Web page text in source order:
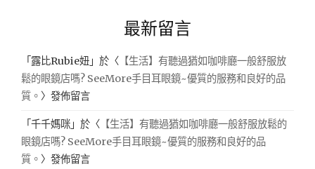
最新留言
「 露比Rubie妞 」於〈 【生活】有聽過猶如咖啡廳一般舒服放
鬆的眼鏡店嗎? SeeMore手目耳眼鏡~優質的服務和良好的品
質。 〉發佈留言
「千千媽咪 」於〈 【生活】有聽過猶如咖啡廳一般舒服放鬆的
眼鏡店嗎? SeeMore手目耳眼鏡~優質的服務和良好的品
質。 〉發佈留言